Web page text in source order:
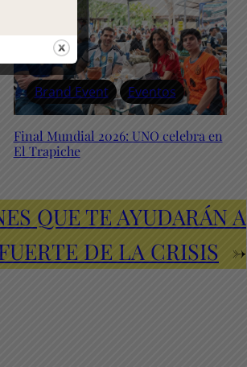
Brand Event Eventos
Final Mundial 2026: UNO celebra en
El Trapiche
QUE TE AYUDARÁN A
DE LA CRISIS →